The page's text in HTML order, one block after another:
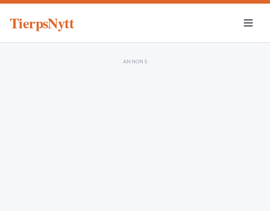
TierpsNytt
ANNONS